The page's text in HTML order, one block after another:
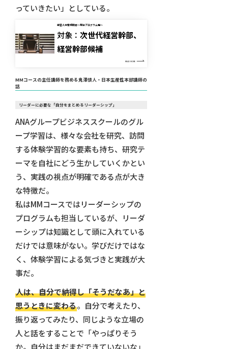
っていきたい」としている。
経営人材育成研修～総合プログラム編～
対象：次世代経営幹部、
経営幹部候補
READ MORE
MMコースの主任講師を務める鬼澤慎人・日本生産性本部講師の
話
リーダーに必要な「自分をまとめるリーダーシップ」
ANAグループビジネススクールのグル
ープ学習は、様々な会社を研究、訪問
する体験学習的な要素も持ち、研究テ
ーマを自社にどう生かしていくかとい
う、実践の視点が明確である点が大き
な特徴だ。
私はMMコースではリーダーシップの
プログラムも担当しているが、リーダ
ーシップは知識として頭に入れている
だけでは意味がない。学びだけではな
く、体験学習による気づきと実践が大
事だ。
人は、自分で納得し「そうだなあ」と
思うときに変わる。自分で考えたり、
振り返ってみたり、同じような立場の
人と話をすることで「やっぱりそう
か。自分はまだまだできていないな」